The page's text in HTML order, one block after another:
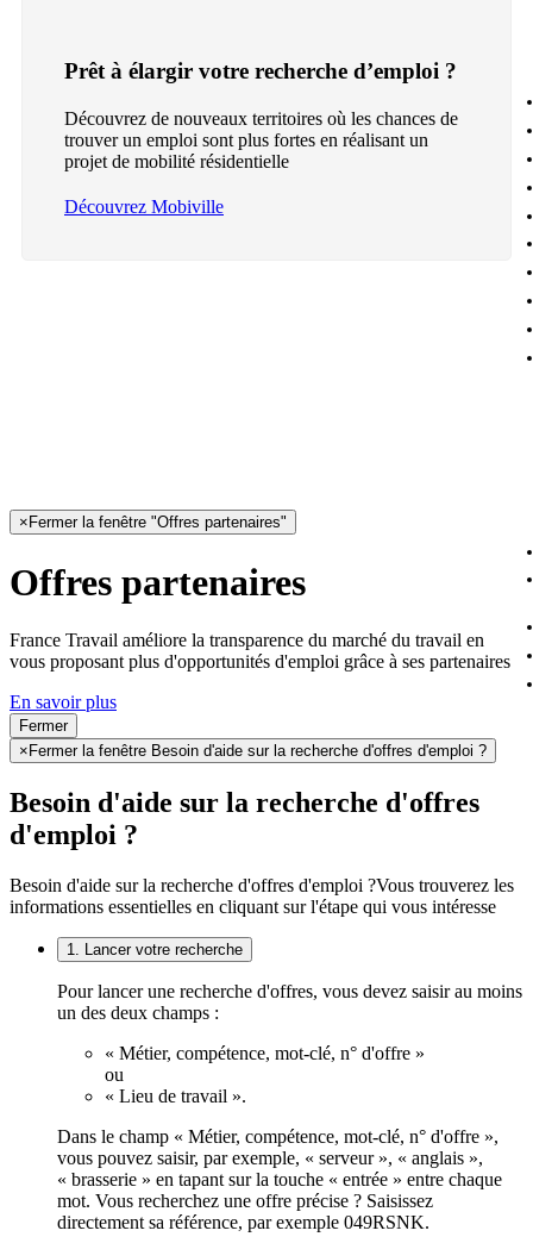
Prêt à élargir votre recherche d’emploi ?
Découvrez de nouveaux territoires où les chances de
trouver un emploi sont plus fortes en réalisant un
projet de mobilité résidentielle
Découvrez Mobiville
× Fermer la fenêtre "Offres partenaires"
Offres partenaires
France Travail améliore la transparence du marché du travail en
vous proposant plus d'opportunités d'emploi grâce à ses partenaires
En savoir plus
Fermer
× Fermer la fenêtre Besoin d'aide sur la recherche d'offres d'emploi ?
Besoin d'aide sur la recherche d'offres
d'emploi ?
Besoin d'aide sur la recherche d'offres d'emploi ?Vous trouverez les
informations essentielles en cliquant sur l'étape qui vous intéresse
1. Lancer votre recherche
Pour lancer une recherche d'offres, vous devez saisir au moins
un des deux champs :
« Métier, compétence, mot-clé, n° d'offre »
ou
« Lieu de travail ».
Dans le champ « Métier, compétence, mot-clé, n° d'offre »,
vous pouvez saisir, par exemple, « serveur », « anglais »,
« brasserie » en tapant sur la touche « entrée » entre chaque
mot. Vous recherchez une offre précise ? Saisissez
directement sa référence, par exemple 049RSNK.